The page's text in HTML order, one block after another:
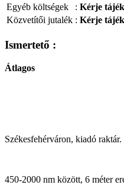
Egyéb költségek
: Kérje
Közvetítői jutalék : Kérje
Ismertető :
Átlagos
Székesfehérváron, kiadó
450-2000 nm között, 6 méter